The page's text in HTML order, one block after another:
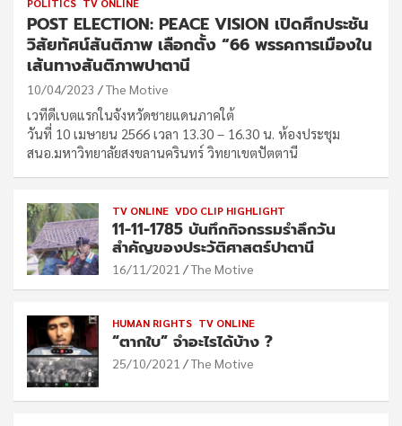
POST ELECTION: PEACE VISION เปิดศึกประชัน
วิสัยทัศน์สันติภาพ เลือกตั้ง “66 พรรคการเมืองใน
เส้นทางสันติภาพปาตานี
10/04/2023 The Motive
เวทีดีเบตแรกในจังหวัดชายแดนภาคใต้
วันที่ 10 เมษายน 2566 เวลา 13.30 – 16.30 น. ห้องประชุม
สนอ.มหาวิทยาลัยสงขลานครินทร์ วิทยาเขตปัตตานี
TV ONLINE VDO CLIP HIGHLIGHT
11-11-1785 บันทึกกิจกรรมรำลึกวัน
สำคัญของประวัติศาสตร์ปาตานี
16/11/2021 The Motive
HUMAN RIGHTS TV ONLINE
“ตากใบ” จำอะไรได้บ้าง ?
25/10/2021 The Motive